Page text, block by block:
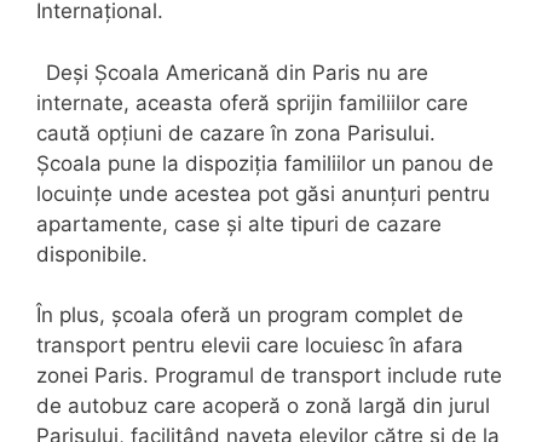
Internațional.
Deși Școala Americană din Paris nu are
internate, aceasta oferă sprijin familiilor care
caută opțiuni de cazare în zona Parisului.
Școala pune la dispoziția familiilor un panou de
locuințe unde acestea pot găsi anunțuri pentru
apartamente, case și alte tipuri de cazare
disponibile.
În plus, școala oferă un program complet de
transport pentru elevii care locuiesc în afara
zonei Paris. Programul de transport include rute
de autobuz care acoperă o zonă largă din jurul
Parisului, facilitând naveta elevilor către și de la